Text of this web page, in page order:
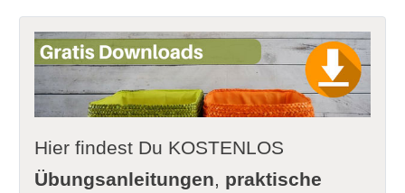
Hier findest Du KOSTENLOS
Übungsanleitungen, praktische